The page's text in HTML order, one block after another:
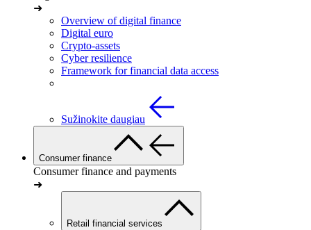
➜
Overview of digital finance
Digital euro
Crypto-assets
Cyber resilience
Framework for financial data access
Sužinokite daugiau
Consumer finance
Consumer finance and payments
➜
Retail financial services